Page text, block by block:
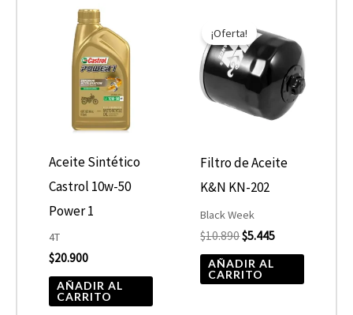
Aceite Sintético
Castrol 10w-50
Power 1
4T
$20.900
AÑADIR AL
CARRITO
¡Oferta!
Filtro de Aceite
K&N KN-202
Black Week
$10.890
precio
original
era:
$10.890.
$5.445
actual
es:
$5.445.
AÑADIR AL
CARRITO